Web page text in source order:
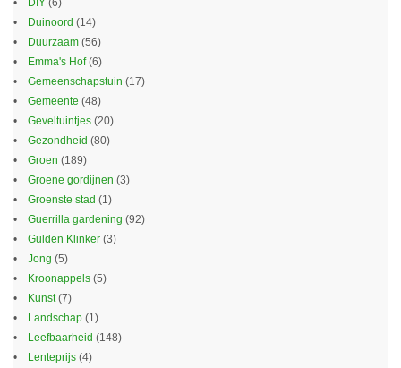
DIY (6)
Duinoord (14)
Duurzaam (56)
Emma's Hof(6)
Gemeenschapstuin (17)
Gemeente (48)
Geveltuintjes (20)
Gezondheid (80)
Groen (189)
Groene gordijnen (3)
Groenste stad (1)
Guerrilla gardening (92)
Gulden Klinker (3)
Jong (5)
Kroonappels (5)
Kunst(7)
Landschap (1)
Leefbaarheid (148)
Lenteprijs (4)